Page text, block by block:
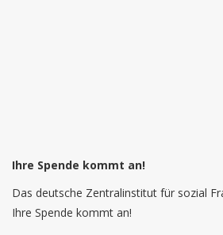
Ihre Spende kommt an!
Das deutsche Zentralinstitut für sozial
Ihre Spende kommt an!